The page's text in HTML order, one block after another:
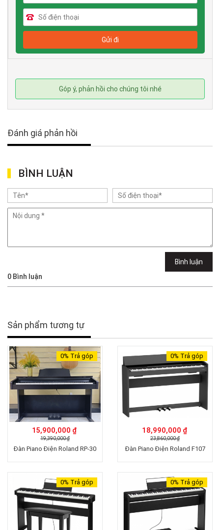
Góp ý, phản hồi cho chúng tôi nhé
Đánh giá phản hồi
BÌNH LUẬN
Bình luận
0 Bình luận
Sản phẩm tương tự
0% Trả góp
15,900,000 ₫
19,390,000 ₫
Đàn Piano Điện Roland RP-30
0% Trả góp
18,990,000 ₫
23,860,000 ₫
Đàn Piano Điện Roland F107
0% Trả góp 0% Trả góp